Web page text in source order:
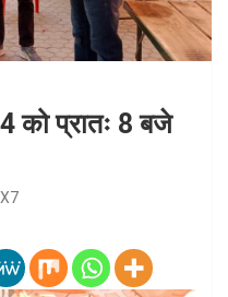
को प्रातः 8 बजे